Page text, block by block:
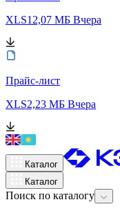
XLS12,07 МБ Вчера
Прайс-лист
XLS2,23 МБ Вчера
Каталог
Каталог
Поиск по каталогу